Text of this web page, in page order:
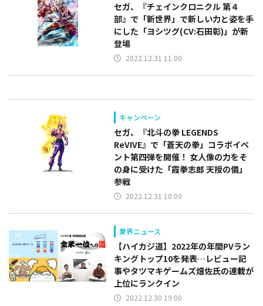
セガ、『チェインクロニクル 第４
部』で「新世界」で新しい力と姿を手
にした「ヨシツグ(CV:石田彰)」が新
登場
2022.12.31 11:00
キャンペーン
セガ、『北斗の拳 LEGENDS
ReVIVE』で「蒼天の拳」コラボイベ
ント第四弾を開催！ 女人像の力をそ
の身に受けた「霞拳志郎 天授の儀」
参戦
2022.12.31 10:00
業界ニュース
【ハイカジ道】2022年の年間PVラン
キングトップ10を発表…レビュー記
事やタツマキゲームズ畑佐氏の連載が
上位にランクイン
2022.12.30 19:00